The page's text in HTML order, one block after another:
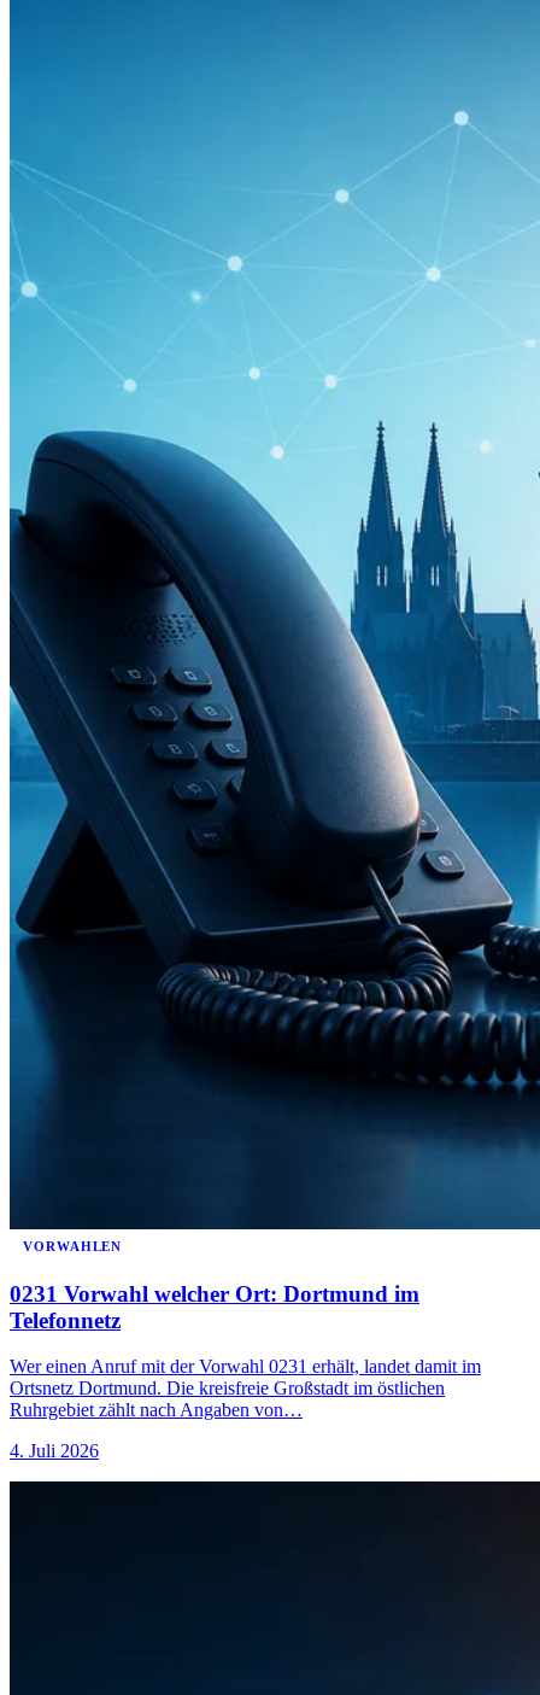
VORWAHLEN
0231 Vorwahl welcher Ort: Dortmund im
Telefonnetz
Wer einen Anruf mit der Vorwahl 0231 erhält, landet damit im
Ortsnetz Dortmund. Die kreisfreie Großstadt im östlichen
Ruhrgebiet zählt nach Angaben von…
4. Juli 2026